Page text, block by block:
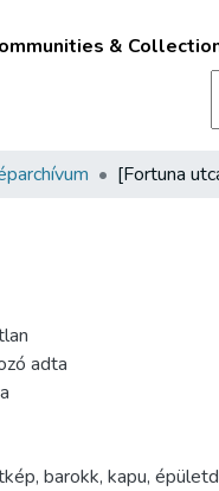
&
[Fortuna
adta
, barokk, kapu,